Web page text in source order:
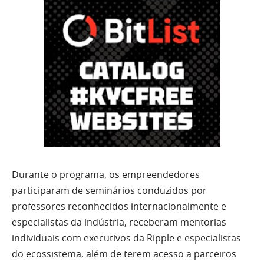
Durante o programa, os empreendedores
participaram de seminários conduzidos por
professores reconhecidos internacionalmente e
especialistas da indústria, receberam mentorias
individuais com executivos da Ripple e especialistas
do ecossistema, além de terem acesso a parceiros